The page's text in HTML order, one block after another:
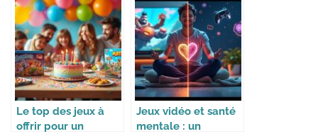
vacances
Le top des jeux à
offrir pour un
Jeux vidéo et santé
mentale : un